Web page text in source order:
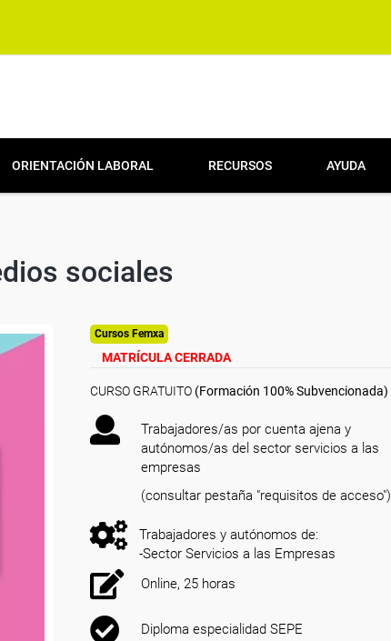
ORIENTACIÓN LABORAL RECURSOS AYUDA
sociales
Cursos Femxa
MATRÍCULA CERRADA
CURSO GRATUITO (Formación 100% Subvencionada)
Trabajadores/as por cuenta ajena y
autónomos/as del sector servicios a las
empresas
(consultar pestaña "requisitos de acceso")
Trabajadores y autónomos de:
-Sector Servicios a las Empresas
Online, 25 horas
Diploma especialidad SEPE